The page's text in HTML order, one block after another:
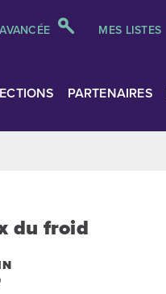
MES LISTES
PARTENAIRES
du froid